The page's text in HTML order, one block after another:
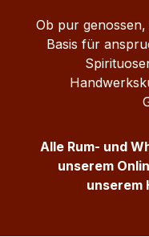
Ob pur
Basis für
Alle Rum- und
unserem
unserem